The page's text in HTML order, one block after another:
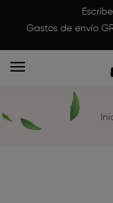
Gastos de envío